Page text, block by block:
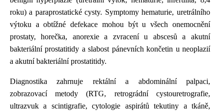
roku) a paraprostatické cysty. Symptomy hematurie, uretrálního
výtoku a obtížné defekace mohou být u všech onemocnění
prostaty, horečka, anorexie a zvracení u abscesů a akutní
bakteriální prostatitidy a slabost pánevních končetin u neoplazií
a akutní bakteriální prostatitidy.
Diagnostika zahrnuje rektální a abdominální palpaci,
zobrazovací metody (RTG, retrográdní cystouretrografie,
ultrazvuk a scintigrafie, cytologie aspirátů tekutiny a tkáně,